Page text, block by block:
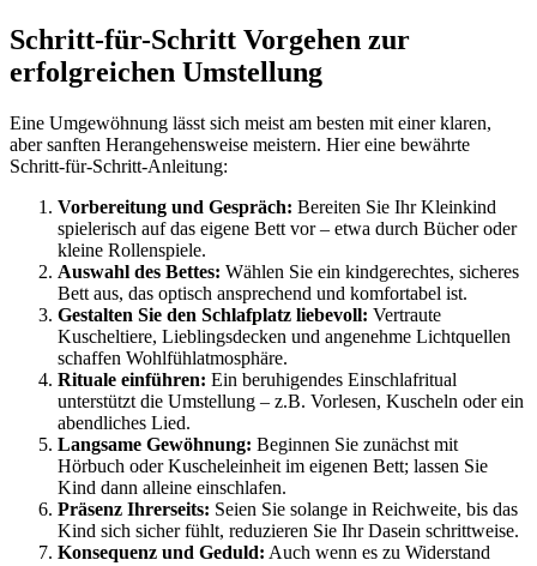
Schritt-für-Schritt Vorgehen zur
erfolgreichen Umstellung
Eine Umgewöhnung lässt sich meist am besten mit einer klaren,
aber sanften Herangehensweise meistern. Hier eine bewährte
Schritt-für-Schritt-Anleitung:
Vorbereitung und Gespräch: Bereiten Sie Ihr Kleinkind
spielerisch auf das eigene Bett vor – etwa durch Bücher oder
kleine Rollenspiele.
Auswahl des Bettes: Wählen Sie ein kindgerechtes, sicheres
Bett aus, das optisch ansprechend und komfortabel ist.
Gestalten Sie den Schlafplatz liebevoll: Vertraute
Kuscheltiere, Lieblingsdecken und angenehme Lichtquellen
schaffen Wohlfühlatmosphäre.
Rituale einführen: Ein beruhigendes Einschlafritual
unterstützt die Umstellung – z.B. Vorlesen, Kuscheln oder ein
abendliches Lied.
Langsame Gewöhnung: Beginnen Sie zunächst mit
Hörbuch oder Kuscheleinheit im eigenen Bett; lassen Sie
Kind dann alleine einschlafen.
Präsenz Ihrerseits: Seien Sie solange in Reichweite, bis das
Kind sich sicher fühlt, reduzieren Sie Ihr Dasein schrittweise.
Konsequenz und Geduld: Auch wenn es zu Widerstand